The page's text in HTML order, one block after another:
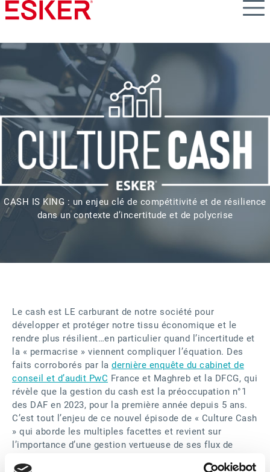
Skip
to
content
CASH IS KING : un enjeu clé de compétitivité et de résilience
dans un contexte d’incertitude et de polycrise
Le cash est LE carburant de notre société pour
développer et protéger notre tissu économique et le
rendre plus résilient…en particulier quand l’incertitude et
la « permacrise » viennent compliquer l’équation. Des
faits corroborés par la dernière enquête du cabinet de
conseil et d’audit PwC France et Maghreb et la DFCG, qui
révèle que la gestion du cash est la préoccupation n°1
des DAF en 2023, pour la première année depuis 5 ans.
C’est tout l’enjeu de ce nouvel épisode de « Culture Cash
» qui aborde les multiples facettes et revient sur
l’importance d’une gestion vertueuse de ses flux de